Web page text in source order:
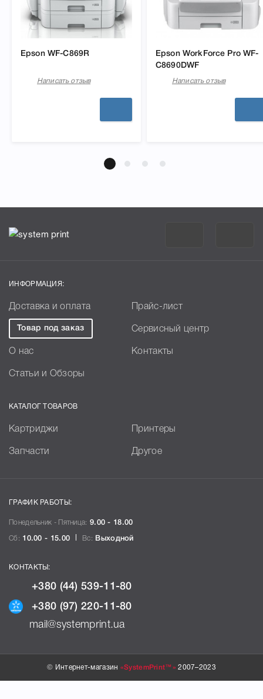
Epson WF-C869R
Написать отзыв
Epson WorkForce Pro WF-
C8690DWF
Написать отзыв
ИНФОРМАЦИЯ:
Доставка и оплата Прайс-лист
Товар под заказ Сервисный центр
О нас Контакты
Статьи и Обзоры
КАТАЛОГ ТОВАРОВ
Картриджи Принтеры
Запчасти Другое
ГРАФИК РАБОТЫ:
Понедельник - Пятница: 9.00 - 18.00
Сб: 10.00 - 15.00 Вс: Выходной
КОНТАКТЫ:
+380 (44) 539-11-80
+380 (97) 220-11-80
mail@systemprint.ua
© Интернет-магазин «SystemPrint™» 2007–2023